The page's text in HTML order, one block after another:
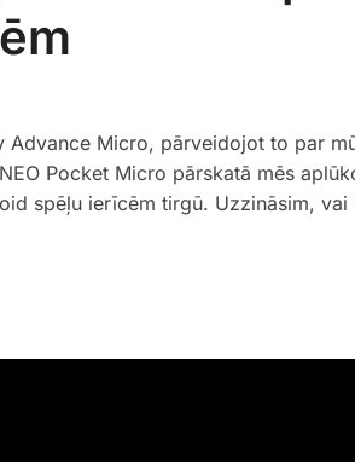
Advance Micro, pārveidojot to par
Pocket Micro pārskatā mēs
spēļu ierīcēm tirgū. Uzzināsim,